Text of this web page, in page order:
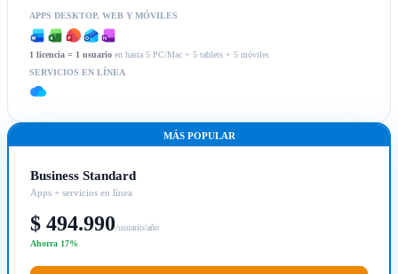
APPS DESKTOP, WEB Y MÓVILES
1 licencia = 1 usuario en hasta 5 PC/Mac + 5 tablets + 5 móviles
SERVICIOS EN LÍNEA
MÁS POPULAR
Business Standard
Apps + servicios en línea
$ 494.990/usuario/año
Ahorra 17%